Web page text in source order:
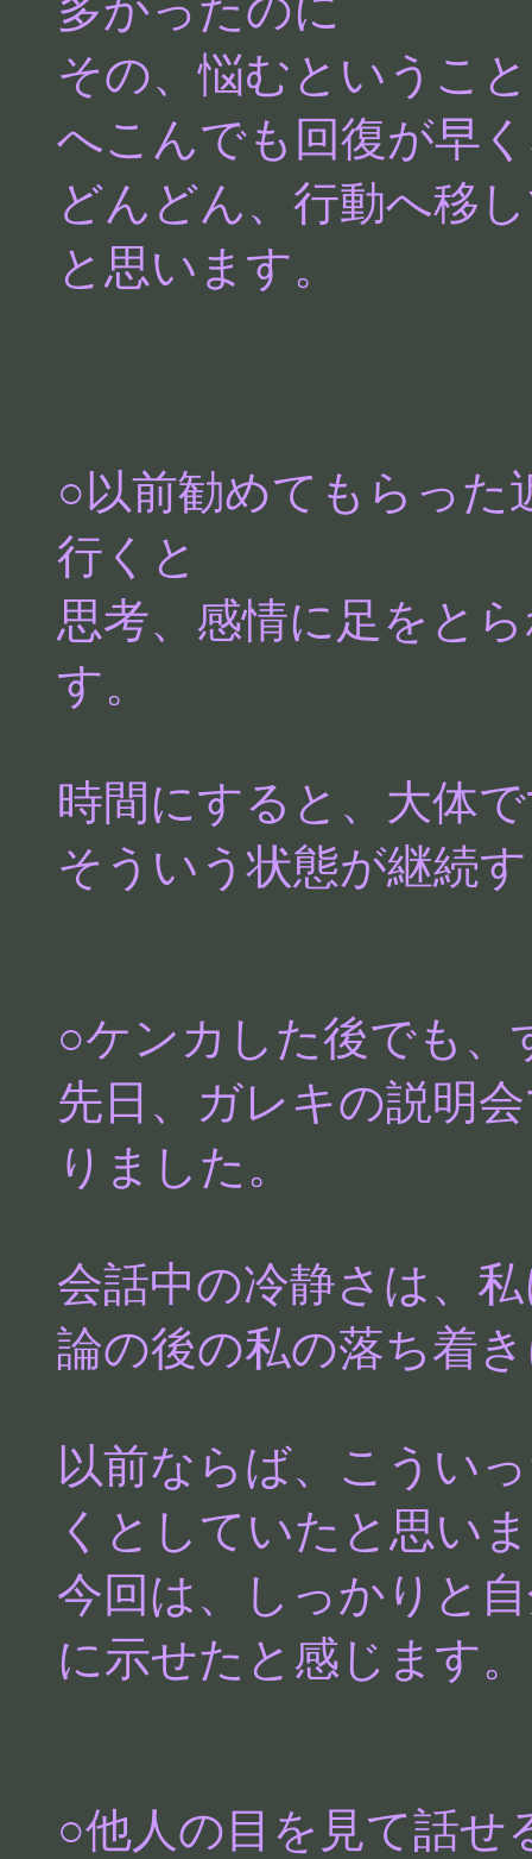
多かったのに
その、悩むというこ
へこんでも回復が早
どんどん、行動へ移
と思います。
○以前勧めてもらった
行くと
思考、感情に足をと
す。
時間にすると、大体
そういう状態が継続
○ケンカした後でも、
先日、ガレキの説明
りました。
会話中の冷静さは、
論の後の私の落ち着
以前ならば、こうい
くとしていたと思い
今回は、しっかりと
に示せたと感じます。
○他人の目を見て話せ